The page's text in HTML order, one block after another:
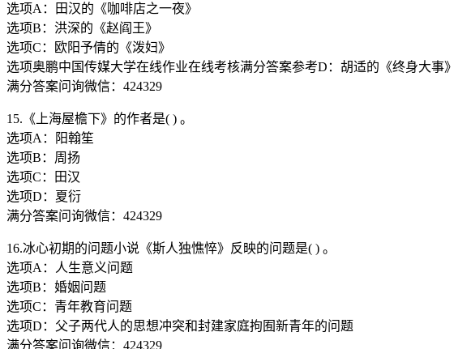
选项A：田汉的《咖啡店之一夜》
选项B：洪深的《赵阎王》
选项C：欧阳予倩的《泼妇》
选项奥鹏中国传媒大学在线作业在线考核满分答案参考D：胡适的《终身大事》
满分答案问询微信：424329
15.《上海屋檐下》的作者是( ) 。
选项A：阳翰笙
选项B：周扬
选项C：田汉
选项D：夏衍
满分答案问询微信：424329
16.冰心初期的问题小说《斯人独憔悴》反映的问题是( ) 。
选项A：人生意义问题
选项B：婚姻问题
选项C：青年教育问题
选项D：父子两代人的思想冲突和封建家庭拘囿新青年的问题
满分答案问询微信：424329